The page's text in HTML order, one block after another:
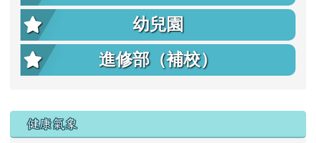
幼兒園
進修部（補校）
右邊區域內容
健康氣象